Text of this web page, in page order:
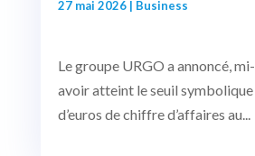
27 mai 2026| Business
Le groupe URGO a annoncé,
avoir atteint le seuil
d’euros de chiffre d’affaires au...